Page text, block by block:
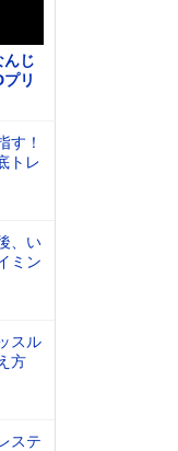
んじ
リ
す！
トレ
、い
ミン
スル
方
ステ